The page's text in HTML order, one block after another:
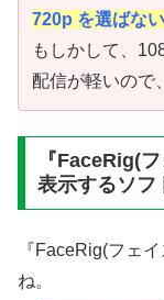
720p を選ばな
もしかして、
配信が軽いので
『FaceRig(
表示するソフ
『FaceRig(フェ
ね。